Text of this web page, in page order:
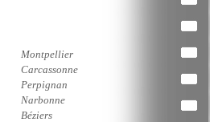
Montpellier
Carcassonne
Perpignan
Narbonne
Béziers